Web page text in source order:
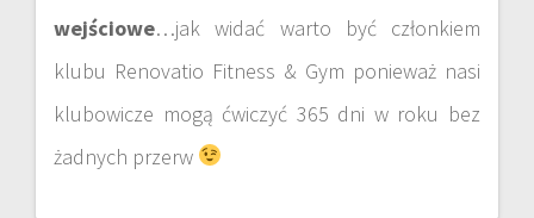
wejściowe…jak widać warto być członkiem
klubu Renovatio Fitness & Gym ponieważ nasi
klubowicze mogą ćwiczyć 365 dni w roku bez
żadnych przerw